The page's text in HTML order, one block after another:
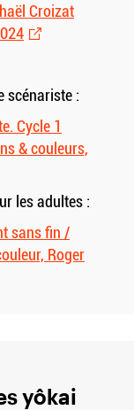
Croizat
scénariste :
Cycle 1
&couleurs,
les adultes :
sans fin /
Roger
yôkai